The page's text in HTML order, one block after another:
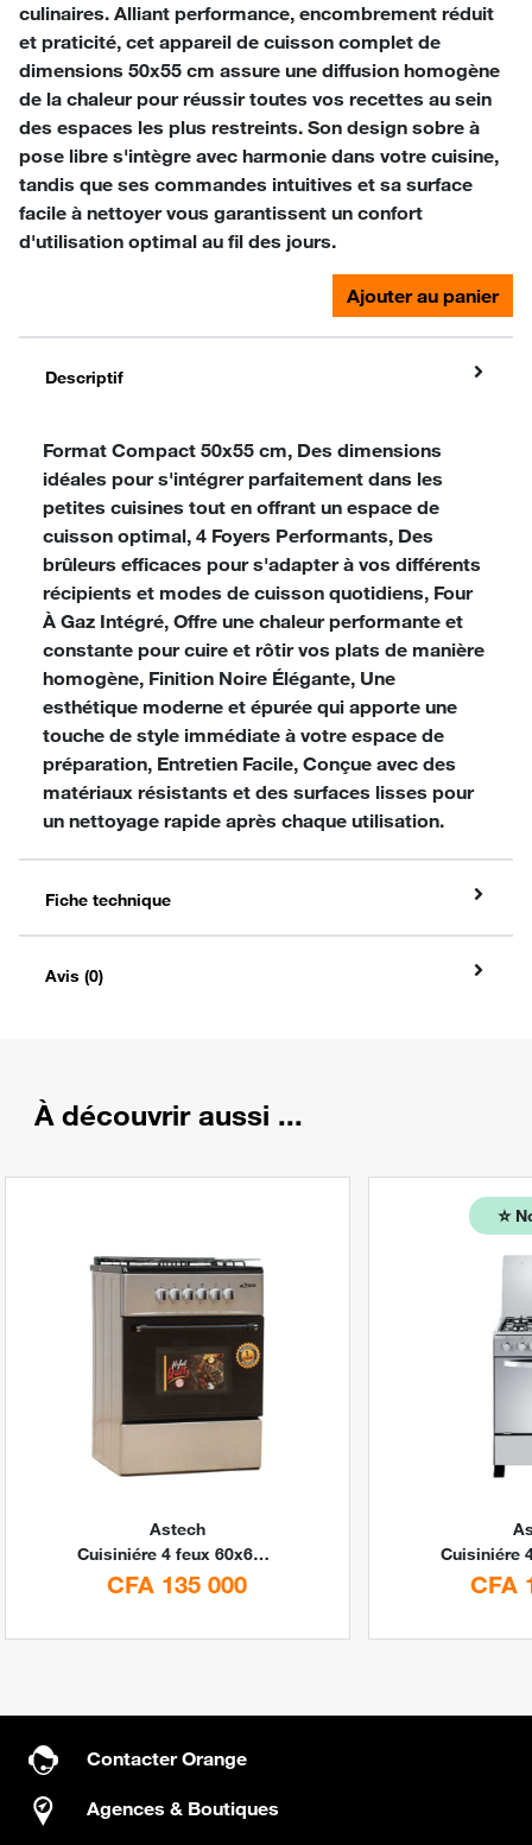
culinaires. Alliant performance, encombrement réduit
et praticité, cet appareil de cuisson complet de
dimensions 50x55 cm assure une diffusion homogène
de la chaleur pour réussir toutes vos recettes au sein
des espaces les plus restreints. Son design sobre à
pose libre s'intègre avec harmonie dans votre cuisine,
tandis que ses commandes intuitives et sa surface
facile à nettoyer vous garantissent un confort
d'utilisation optimal au fil des jours.
Ajouter au panier
Descriptif
Format Compact 50x55 cm, Des dimensions
idéales pour s'intégrer parfaitement dans les
petites cuisines tout en offrant un espace de
cuisson optimal, 4 Foyers Performants, Des
brûleurs efficaces pour s'adapter à vos différents
récipients et modes de cuisson quotidiens, Four
À Gaz Intégré, Offre une chaleur performante et
constante pour cuire et rôtir vos plats de manière
homogène, Finition Noire Élégante, Une
esthétique moderne et épurée qui apporte une
touche de style immédiate à votre espace de
préparation, Entretien Facile, Conçue avec des
matériaux résistants et des surfaces lisses pour
un nettoyage rapide après chaque utilisation.
Fiche technique
Avis (0)
À découvrir aussi ...
Astech
Cuisiniére 4 feux 60x60 à Gaz inox avec Four CSI60MS By Digital Stores
CFA 135 000
⭐️
CFA
Contacter Orange
Agences & Boutiques